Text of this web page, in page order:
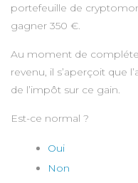
portefeuille de
gagner 350 €.
Au moment de
revenu, il s’aperçoit que
de l’impôt sur ce gain.
Est-ce normal ?
Oui
Non